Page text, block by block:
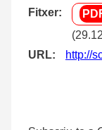
Fitxer
URL
http://